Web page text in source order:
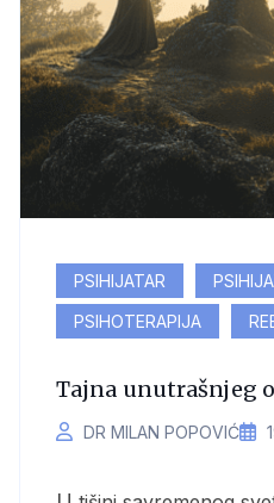
PSIHIJATAR
PSIHOTERAPIJA
Tajna unutrašnjeg
DR MILAN POPOVIĆ